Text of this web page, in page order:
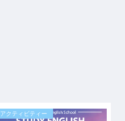
アクティビティー